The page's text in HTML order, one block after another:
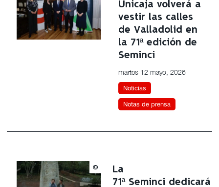
Unicaja volverá a
vestir las calles
de Valladolid en
la 71ª edición de
Seminci
martes 12 mayo, 2026
Noticias
Notas de prensa
©
La
71ª Seminci dedicará